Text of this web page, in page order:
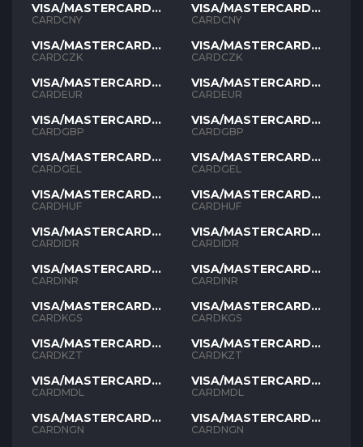
VISA/MASTERCARD
CNY
CARDCNY
VISA/MASTERCARD
CZK
CARDCZK
VISA/MASTERCARD
EUR
CARDEUR
VISA/MASTERCARD
GBP
CARDGBP
VISA/MASTERCARD
GEL
CARDGEL
VISA/MASTERCARD
HUF
CARDHUF
VISA/MASTERCARD
IDR
CARDIDR
VISA/MASTERCARD
INR
CARDINR
VISA/MASTERCARD
KGS
CARDKGS
VISA/MASTERCARD
KZT
CARDKZT
VISA/MASTERCARD
MDL
CARDMDL
VISA/MASTERCARD
NGN
CARDNGN
VISA/MASTERCARD
CNY
CARDCNY
VISA/MASTERCARD
CZK
CARDCZK
VISA/MASTERCARD
EUR
CARDEUR
VISA/MASTERCARD
GBP
CARDGBP
VISA/MASTERCARD
GEL
CARDGEL
VISA/MASTERCARD
HUF
CARDHUF
VISA/MASTERCARD
IDR
CARDIDR
VISA/MASTERCARD
INR
CARDINR
VISA/MASTERCARD
KGS
CARDKGS
VISA/MASTERCARD
KZT
CARDKZT
VISA/MASTERCARD
MDL
CARDMDL
VISA/MASTERCARD
NGN
CARDNGN